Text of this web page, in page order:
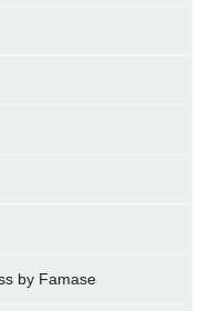
by Famase